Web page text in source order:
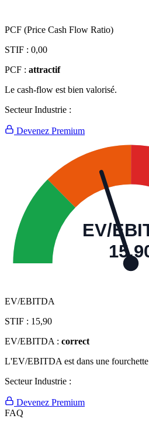
PCF (Price Cash Flow Ratio)
STIF : 0,00
PCF : attractif
Le cash-flow est bien valorisé.
Secteur Industrie :
Devenez Premium
EV/
EV/EBITDA
STIF : 15,90
EV/EBITDA : correct
L'EV/EBITDA est dans une fourchette
Secteur Industrie :
Devenez Premium
FAQ